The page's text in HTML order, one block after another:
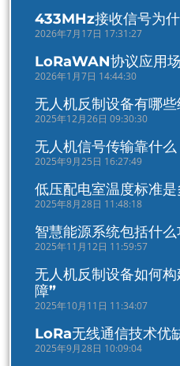
433MHz接收信号为什
2026年7月17日 17:31:27
LoRaWAN协议应用
2026年1月7日 14:44:30
无人机反制设备有哪
2025年12月26日 09:30:30
无人机信号传输靠什么
2025年9月25日 16:27:49
低压配电室温度标准
2025年8月28日 11:48:18
智慧能源系统包括什
2025年11月12日 11:59:57
无人机反制设备如何
障”
2025年10月11日 11:34:07
LoRa无线通信技术优
2025年9月28日 10:09:04